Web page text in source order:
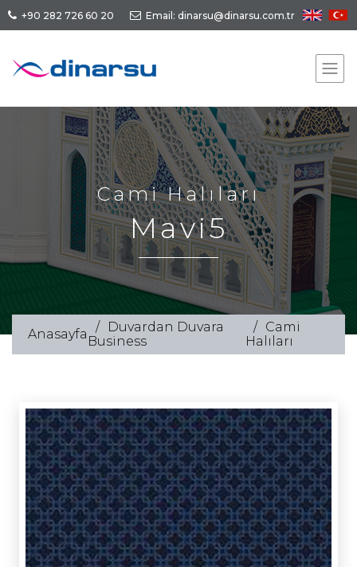
+90 282 726 60 20 Email: dinarsu@dinarsu.com.tr
Cami Halıları
Mavi5
Anasayfa
Duvardan Duvara
Business
Cami
Halıları